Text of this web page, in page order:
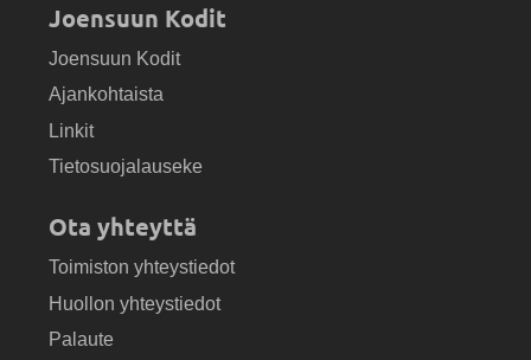
Joensuun Kodit
Joensuun Kodit
Ajankohtaista
Linkit
Tietosuojalauseke
Ota yhteyttä
Toimiston yhteystiedot
Huollon yhteystiedot
Palaute